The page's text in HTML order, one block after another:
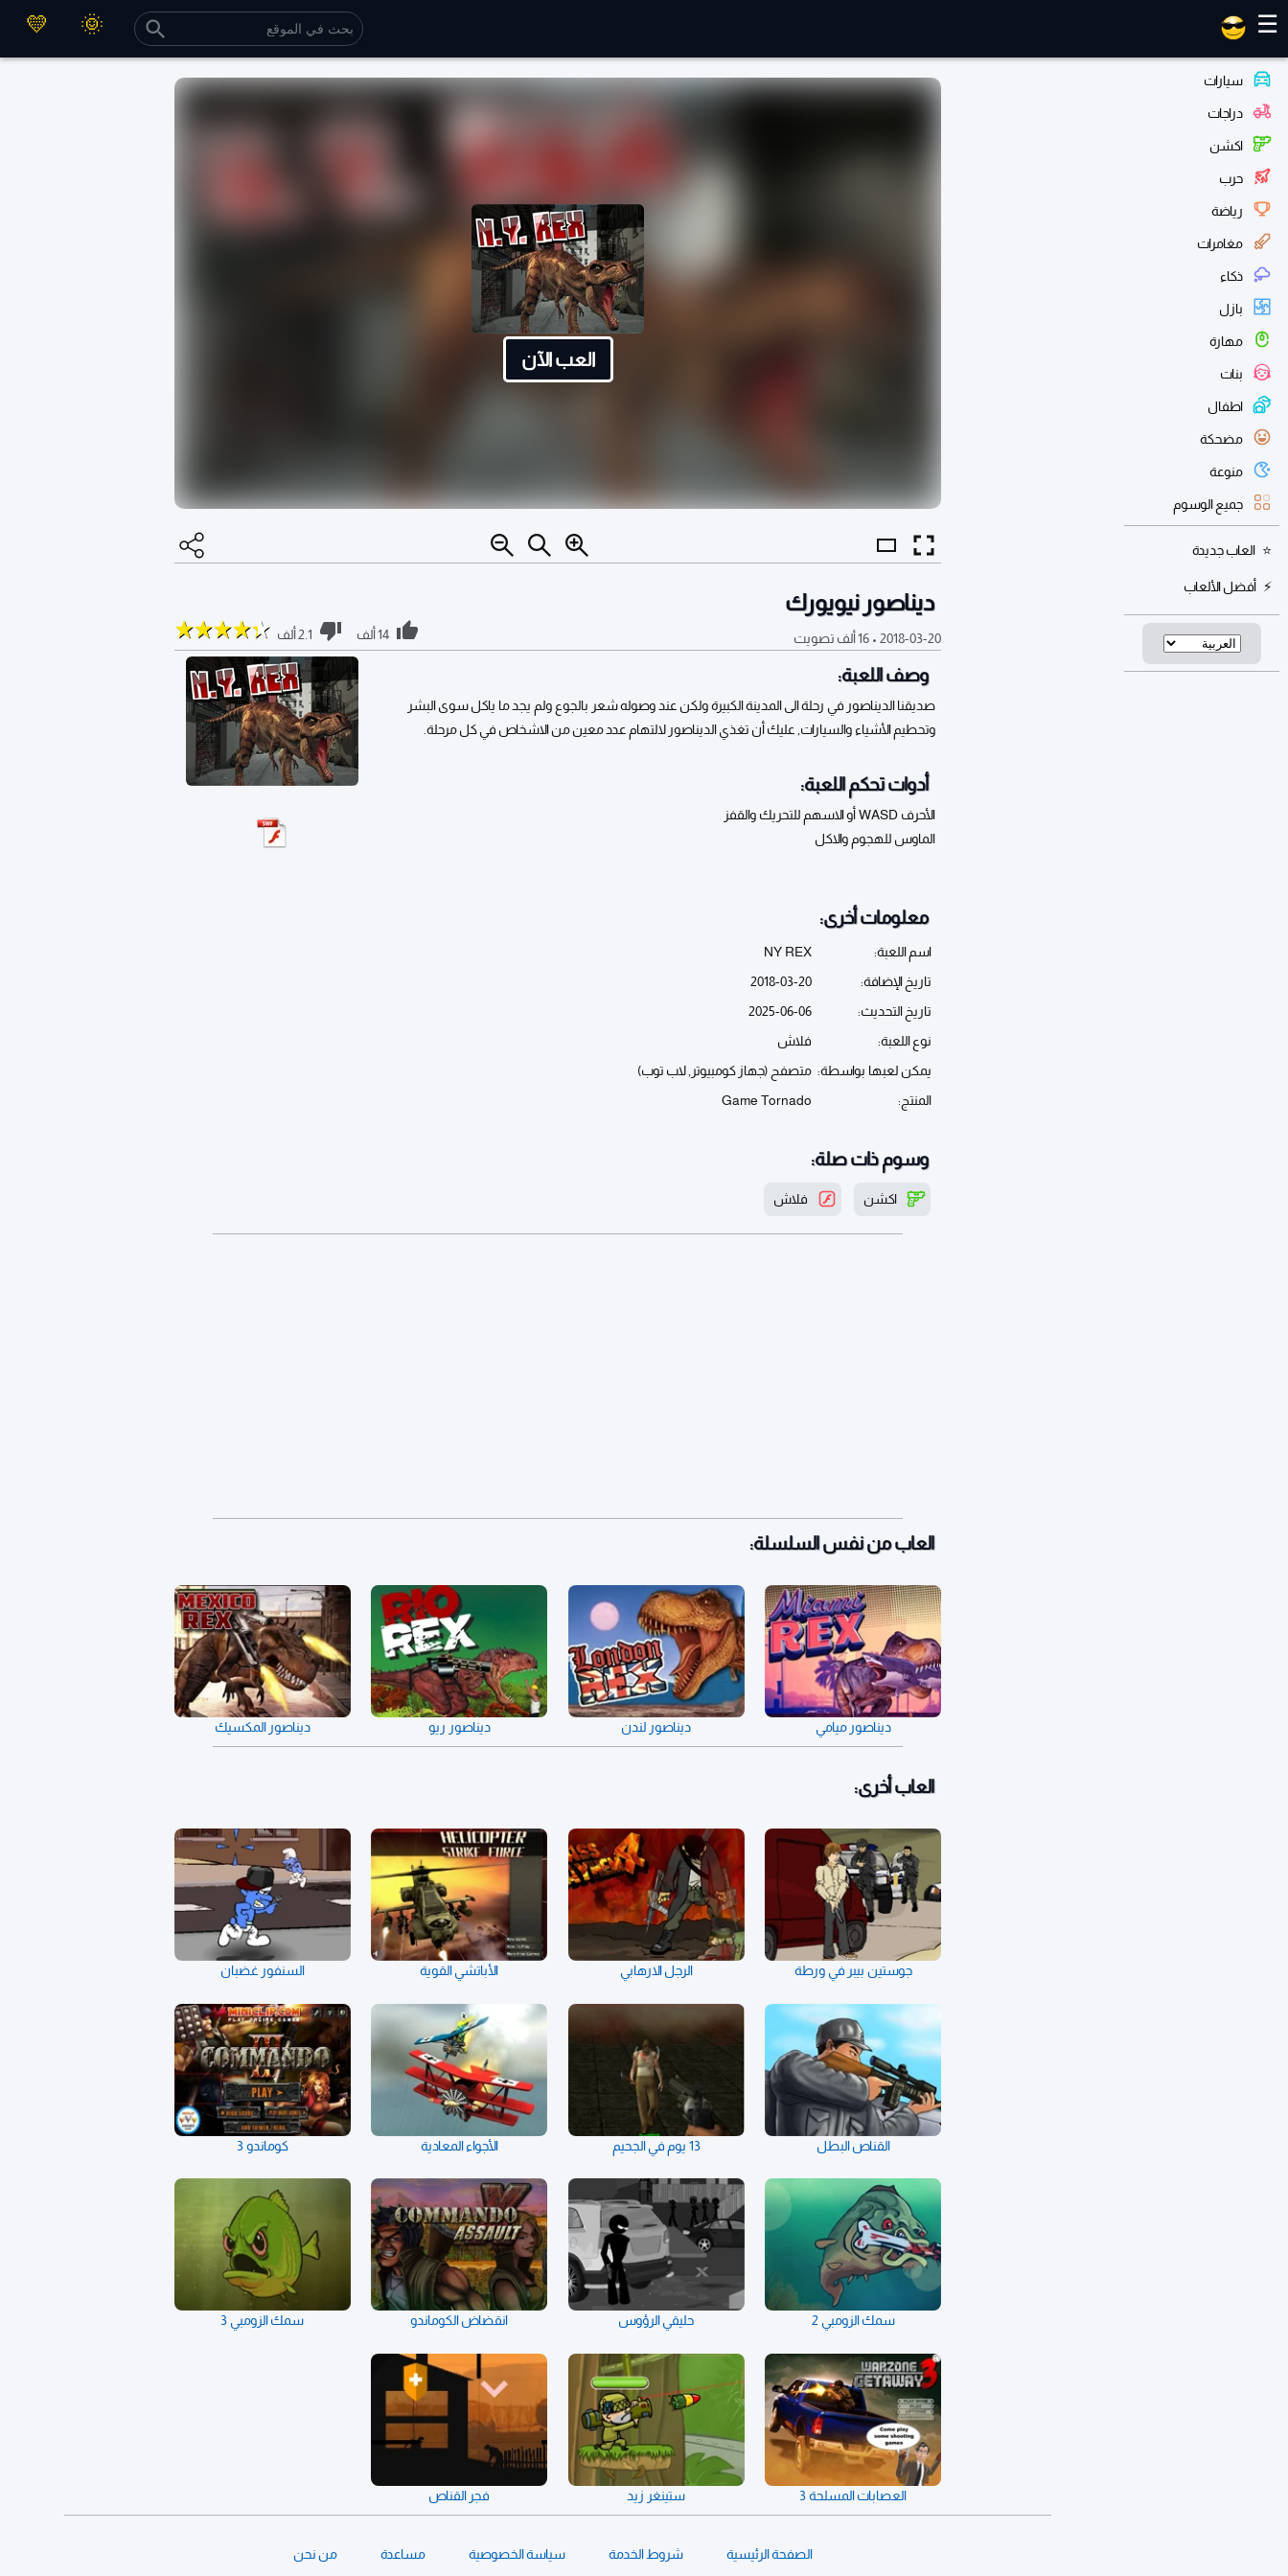
☰
سيارات
دراجات
اكشن
حرب
رياضة
مغامرات
ذكاء
بازل
مهارة
بنات
اطفال
مضحكة
منوعة
جميع الوسوم
العاب جديدة
أفضل الألعاب
العب الآن
ديناصور نيويورك
2018-03-20
• 16 ألف تصويت 14 ألف 2.1 ألف
وصف اللعبة:
صديقنا الديناصور في رحلة الى المدينة الكبيرة ولكن عند وصوله شعر بالجوع ولم يجد ما ياكل سوى البشر
وتحطيم الأشياء والسيارات, عليك أن تغذي الديناصور لالتهام عدد معين من الاشخاص في كل مرحلة.
أدوات تحكم اللعبة:
الأحرف WASD أو الاسهم للتحريك والقفز
الماوس للهجوم والاكل
معلومات أخرى:
اسم اللعبة:
NY REX
تاريخ الإضافة:
2018-03-20
تاريخ التحديث:
2025-06-06
نوع اللعبة:
فلاش
يمكن لعبها بواسطة: متصفح (جهاز كومبيوتر, لاب توب)
المنتج:
Game Tornado
وسوم ذات صلة:
اكشن فلاش
العاب من نفس السلسلة:
ديناصور ميامي ديناصور لندن ديناصور ريو ديناصور المكسيك
العاب أخرى:
جوستين بيبر في ورطة الرجل الارهابي الأباتشي القوية السنفور غضبان
القناص البطل 13 يوم في الجحيم الأجواء المعادية كوماندو 3
سمك الزومبي 2 حليقي الرؤوس انقضاض الكوماندو سمك الزومبي 3
العصابات المسلحة 3 ستينغر زيد فجر القناص
الصفحة الرئيسية شروط الخدمة سياسة الخصوصية مساعدة من نحن